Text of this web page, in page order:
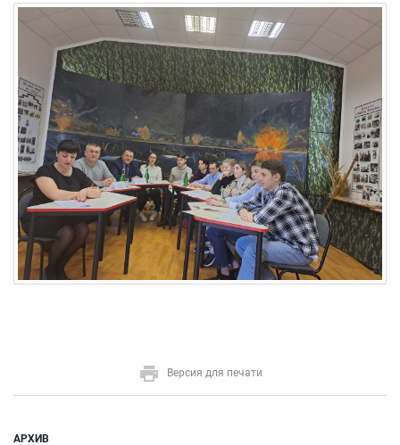
Версия для печати
АРХИВ